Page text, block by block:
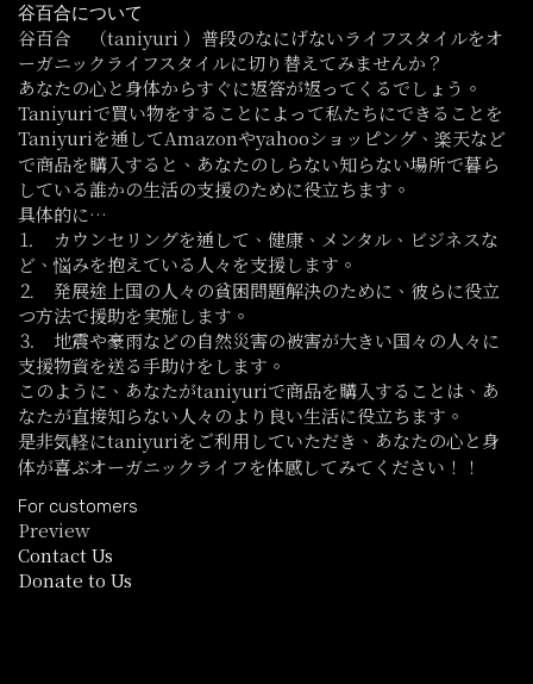
谷百合について
谷百合 （taniyuri ）普段のなにげないライフスタイルをオ
ーガニックライフスタイルに切り替えてみませんか？
あなたの心と身体からすぐに返答が返ってくるでしょう。
Taniyuriで買い物をすることによって私たちにできることを
Taniyuriを通してAmazonやyahooショッピング、楽天など
で商品を購入すると、あなたのしらない知らない場所で暮ら
している誰かの生活の支援のために役立ちます。
具体的に…
⒈ カウンセリングを通して、健康、メンタル、ビジネスな
ど、悩みを抱えている人々を支援します。
⒉ 発展途上国の人々の貧困問題解決のために、彼らに役立
つ方法で援助を実施します。
⒊ 地震や豪雨などの自然災害の被害が大きい国々の人々に
支援物資を送る手助けをします。
このように、あなたがtaniyuriで商品を購入することは、あ
なたが直接知らない人々のより良い生活に役立ちます。
是非気軽にtaniyuriをご利用していただき、あなたの心と身
体が喜ぶオーガニックライフを体感してみてください！！
For customers
Preview
Contact Us
Donate to Us